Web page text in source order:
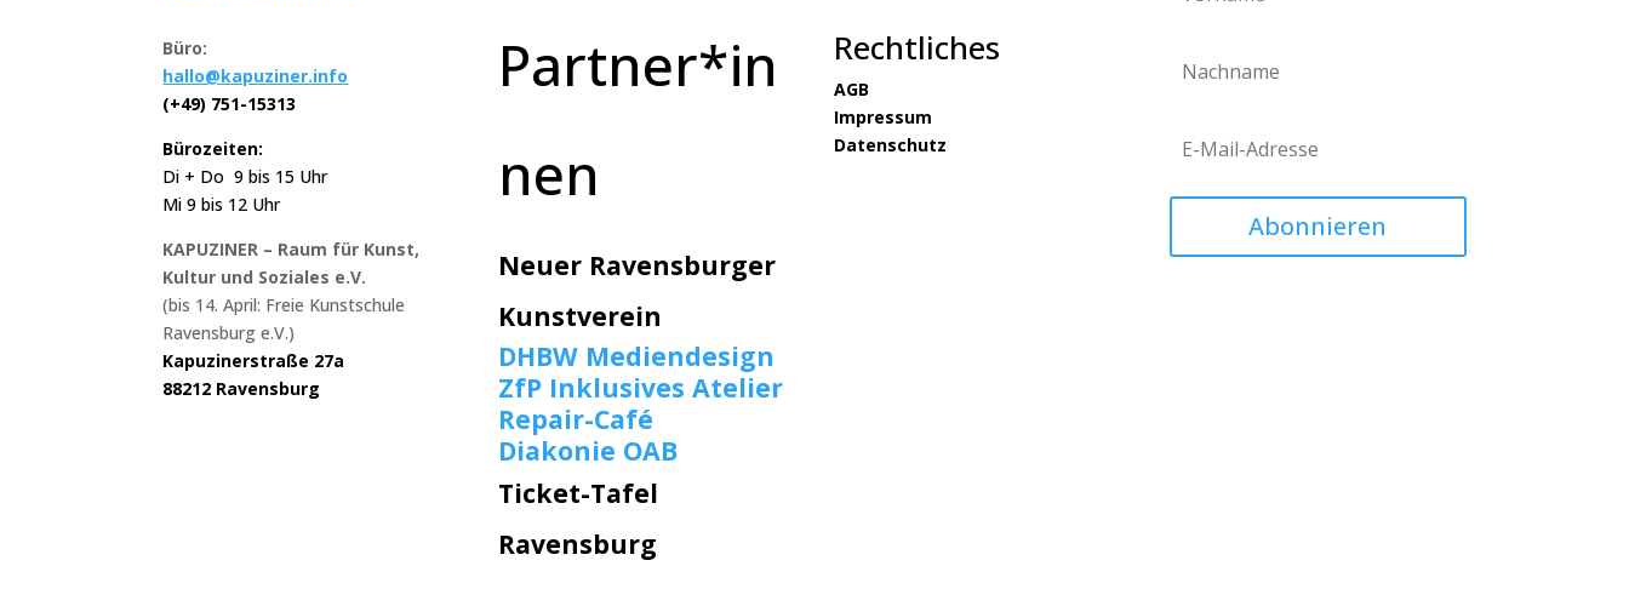
Büro:
hallo@kapuziner.info
(+49) 751-15313
Bürozeiten:
Di + Do 9 bis 15 Uhr
Mi 9 bis 12 Uhr
KAPUZINER – Raum für Kunst,
Kultur und Soziales e.V.
(bis 14. April: Freie Kunstschule
Ravensburg e.V.)
Kapuzinerstraße 27a
88212 Ravensburg
Partner*in
nen
Neuer Ravensburger
Kunstverein
DHBW Mediendesign
ZfP Inklusives Atelier
Repair-Café
Diakonie OAB
Ticket-Tafel
Ravensburg
Rechtliches
AGB
Impressum
Datenschutz
Abonnieren